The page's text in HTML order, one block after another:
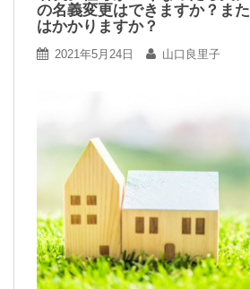
の名義変更はできますか？ま
はかかりますか？
2021年5月24日 山口良里子